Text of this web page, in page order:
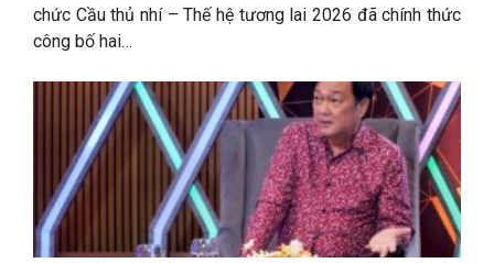
chức Cầu thủ nhí – Thế hệ tương lai 2026 đã chính thức
công bố hai…